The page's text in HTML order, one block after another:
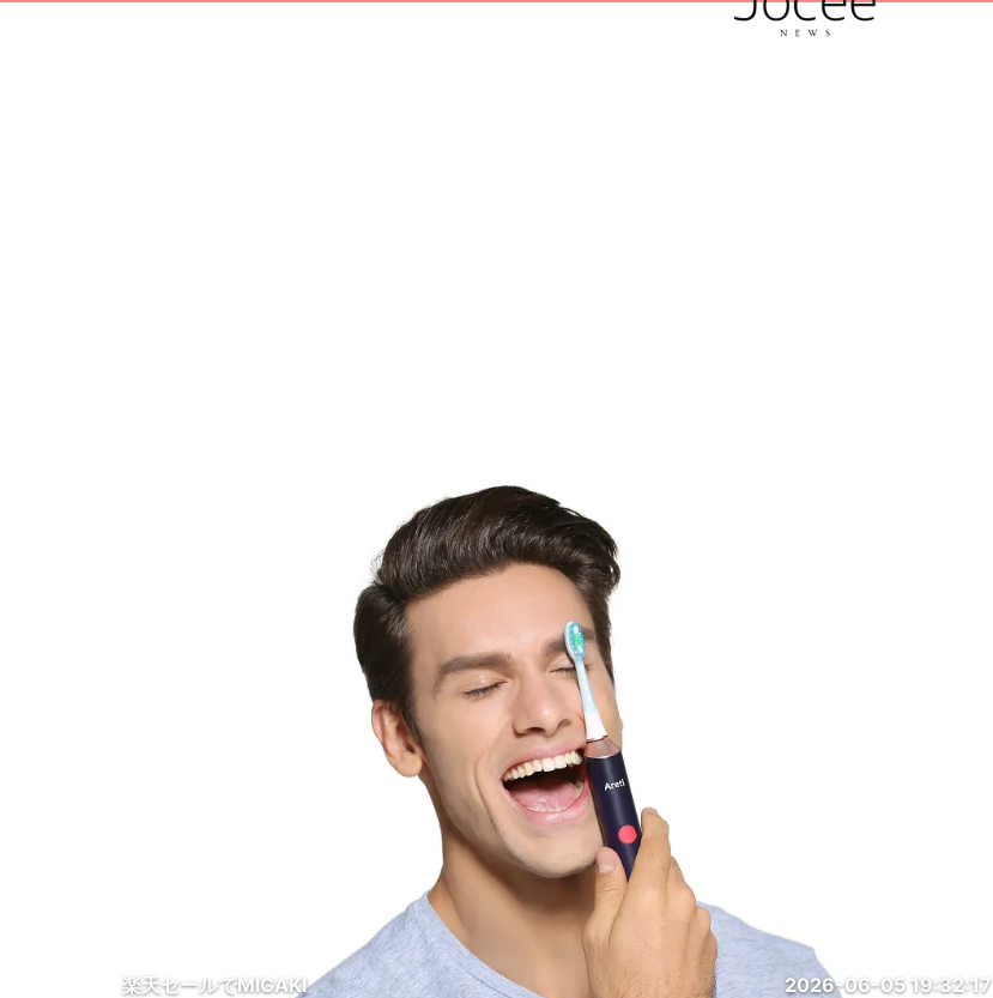
楽天セールでMIGAKI 2026-06-05 19:32:17